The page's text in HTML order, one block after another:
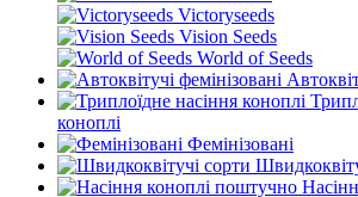
Victoryseeds
Vision Seeds
World of Seeds
коноплі
Фемінізовані